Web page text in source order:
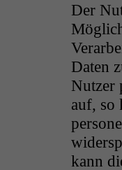
Der
Daten
Nutzer
auf, so
kann